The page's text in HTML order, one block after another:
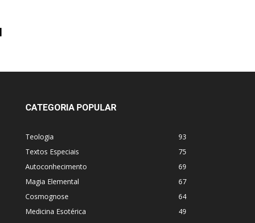
CATEGORIA POPULAR
Teologia
93
Textos Especiais
75
Autoconhecimento
69
Magia Elemental
67
Cosmognose
64
Medicina Esotérica
49